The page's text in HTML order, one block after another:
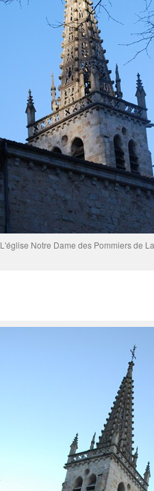
L'église Notre Dame des Pommiers de